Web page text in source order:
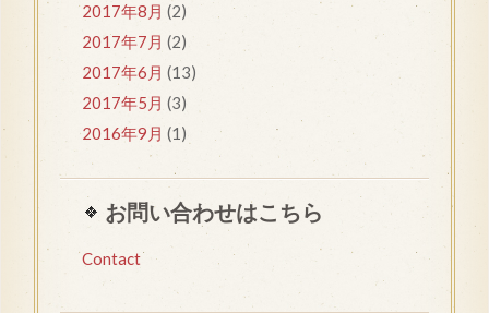
2017年8月 (2)
2017年7月 (2)
2017年6月 (13)
2017年5月 (3)
2016年9月 (1)
お問い合わせはこちら
Contact